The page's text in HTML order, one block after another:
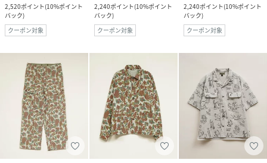
2,520ポイント(10%ポイント
バック)
クーポン対象
2,240ポイント(10%ポイント
バック)
クーポン対象
2,240ポイント(10%ポイント
バック)
クーポン対象